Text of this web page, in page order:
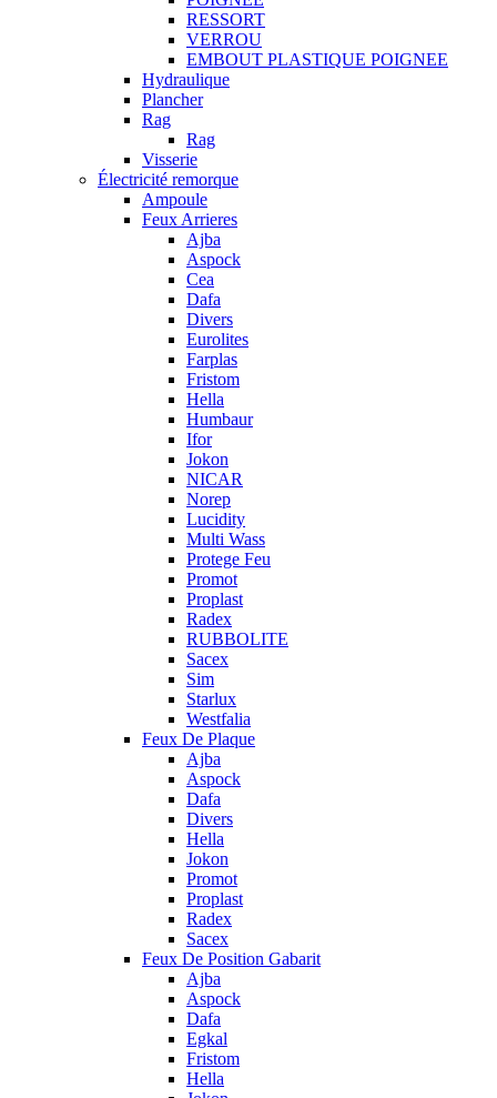
RESSORT
VERROU
EMBOUT PLASTIQUE POIGNEE
Hydraulique
Plancher
Rag
Rag
Visserie
Électricité remorque
Ampoule
Feux Arrieres
Ajba
Aspock
Cea
Dafa
Divers
Eurolites
Farplas
Fristom
Hella
Humbaur
Ifor
Jokon
NICAR
Norep
Lucidity
Multi Wass
Protege Feu
Promot
Proplast
Radex
RUBBOLITE
Sacex
Sim
Starlux
Westfalia
Feux De Plaque
Ajba
Aspock
Dafa
Divers
Hella
Jokon
Promot
Proplast
Radex
Sacex
Feux De Position Gabarit
Ajba
Aspock
Dafa
Egkal
Fristom
Hella